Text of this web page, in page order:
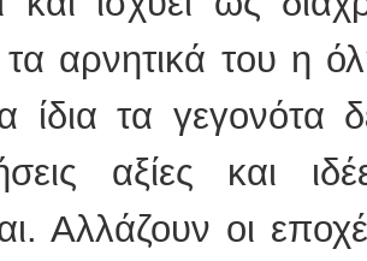
αρνητικά του η
ίδια τα
αξίες και
Αλλάζουν οι